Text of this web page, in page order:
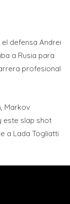
defensa Andrei
a Rusia para
profesional
Markov
este slap shot
a Lada Togliatti